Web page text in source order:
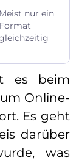
Meist nur ein
Format
es beim
Online-
Es geht
darüber
was